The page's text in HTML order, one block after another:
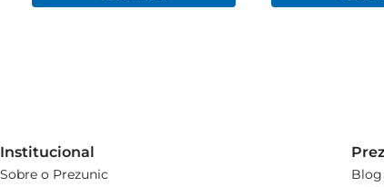
Institucional
Sobre o Prezunic
Blog